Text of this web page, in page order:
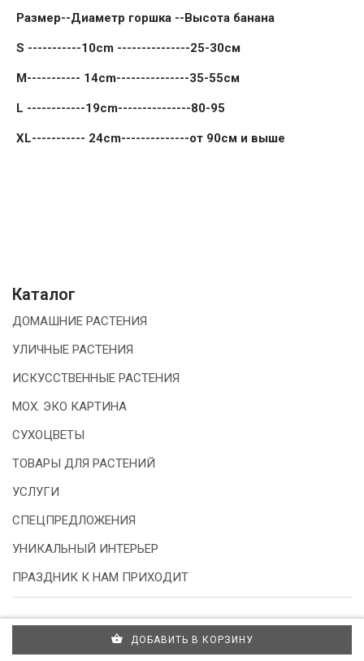
ДОБАВИТЬ В КОРЗИНУ
Размер--Диаметр горшка --Высота банана
S -----------10cm ---------------25-30см
M----------- 14cm---------------35-55см
L ------------19cm---------------80-95
XL----------- 24cm--------------от 90см и выше
Каталог
ДОМАШНИЕ РАСТЕНИЯ
УЛИЧНЫЕ РАСТЕНИЯ
ИСКУССТВЕННЫЕ РАСТЕНИЯ
МОХ. ЭКО КАРТИНА
СУХОЦВЕТЫ
ТОВАРЫ ДЛЯ РАСТЕНИЙ
УСЛУГИ
СПЕЦПРЕДЛОЖЕНИЯ
УНИКАЛЬНЫЙ ИНТЕРЬЕР
ПРАЗДНИК К НАМ ПРИХОДИТ